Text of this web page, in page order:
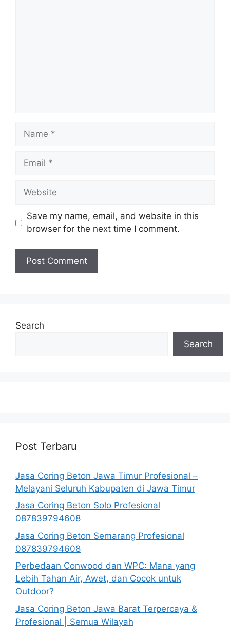
Name
Email
Website
Save my name, email, and website in this
browser for the next time I comment.
Search
Search
Post Terbaru
Jasa Coring Beton Jawa Timur Profesional –
Melayani Seluruh Kabupaten di Jawa Timur
Jasa Coring Beton Solo Profesional
087839794608
Jasa Coring Beton Semarang Profesional
087839794608
Perbedaan Conwood dan WPC: Mana yang
Lebih Tahan Air, Awet, dan Cocok untuk
Outdoor?
Jasa Coring Beton Jawa Barat Terpercaya &
Profesional | Semua Wilayah